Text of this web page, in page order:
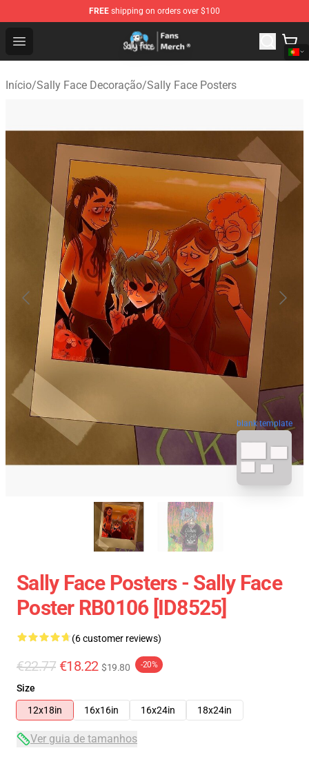
FREE shipping on orders over $100
Open menu
Sally Face Store - Official Sally Face Merchandise Shop
Início/Sally Face Decoração/Sally Face Posters
blank template
Sally Face Posters - Sally Face
Poster RB0106 [ID8525]
(6 customer reviews)
€22.77 €18.22 $19.80 -20%
Size
12x18in
16x16in 16x24in 18x24in
Ver guia de tamanhos